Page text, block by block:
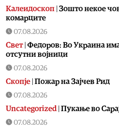
Калеидоскоп | Зошто некое
комарците
07.08.2026
Свет| Федоров: Во Украина
отсутни војници
07.08.2026
Скопје | Пожар на Зајчев Рид
07.08.2026
Uncategorized | Пукање во
07.08.2026